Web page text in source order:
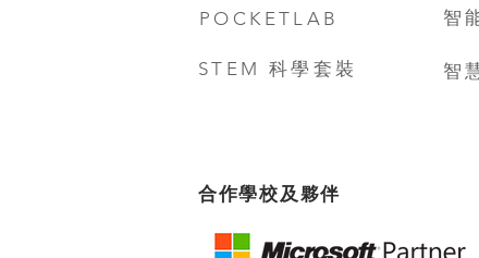
POCKETLAB
STEM 科學套裝
智
智
合作學校及夥伴